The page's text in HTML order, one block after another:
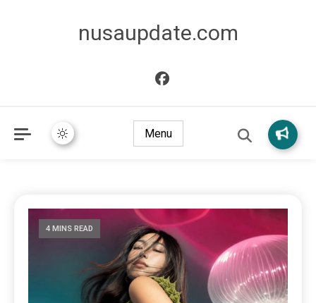
nusaupdate.com
Menu
4 MINS READ